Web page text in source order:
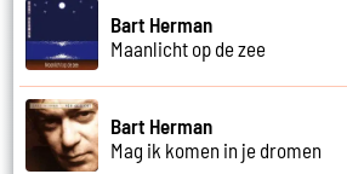
Bart Herman
Maanlicht op de zee
Bart Herman
Mag ik komen in je dromen